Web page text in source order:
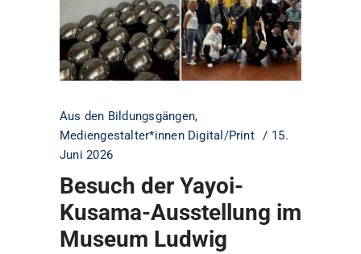
Aus den Bildungsgängen,
Mediengestalter*innen Digital/Print
15.
Juni 2026
Besuch der Yayoi-
Kusama-Ausstellung im
Museum Ludwig